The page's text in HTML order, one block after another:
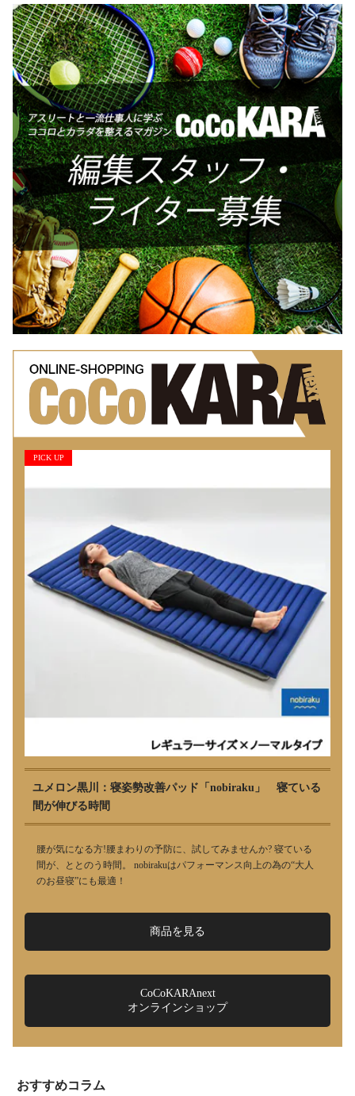
PICK UP
ユメロン黒川：寝姿勢改善パッド「nobiraku」 寝ている
間が伸びる時間
腰が気になる方!腰まわりの予防に、試してみませんか? 寝ている
間が、ととのう時間。 nobirakuはパフォーマンス向上の為の“大人
のお昼寝”にも最適！
商品を見る
CoCoKARAnext
オンラインショップ
おすすめコラム